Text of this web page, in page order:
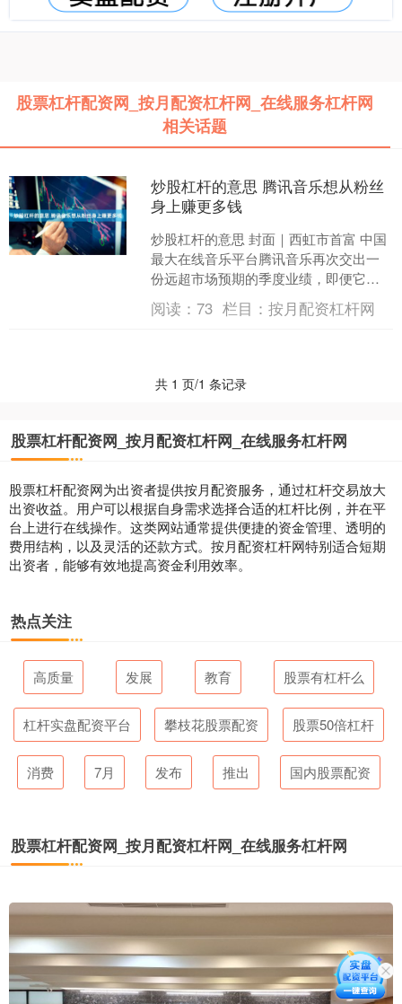
股票杠杆配资网_按月配资杠杆网_在线服务杠杆网
相关话题
炒股杠杆的意思 腾讯音乐想从粉丝
身上赚更多钱
炒股杠杆的意思 封面｜西虹市首富 中国
最大在线音乐平台腾讯音乐再次交出一
份远超市场预期的季度业绩，即便它的
月活跃用户规模已经连续 21 个季度同比
下降。 8 月....
阅读：73 栏目：按月配资杠杆网
共 1 页/1 条记录
股票杠杆配资网_按月配资杠杆网_在线服务杠杆网
股票杠杆配资网为出资者提供按月配资服务，通过杠杆交易放大
出资收益。用户可以根据自身需求选择合适的杠杆比例，并在平
台上进行在线操作。这类网站通常提供便捷的资金管理、透明的
费用结构，以及灵活的还款方式。按月配资杠杆网特别适合短期
出资者，能够有效地提高资金利用效率。
热点关注
高质量 发展 教育 股票有杠杆么
杠杆实盘配资平台 攀枝花股票配资 股票50倍杠杆
消费 7月 发布 推出 国内股票配资
股票杠杆配资网_按月配资杠杆网_在线服务杠杆网